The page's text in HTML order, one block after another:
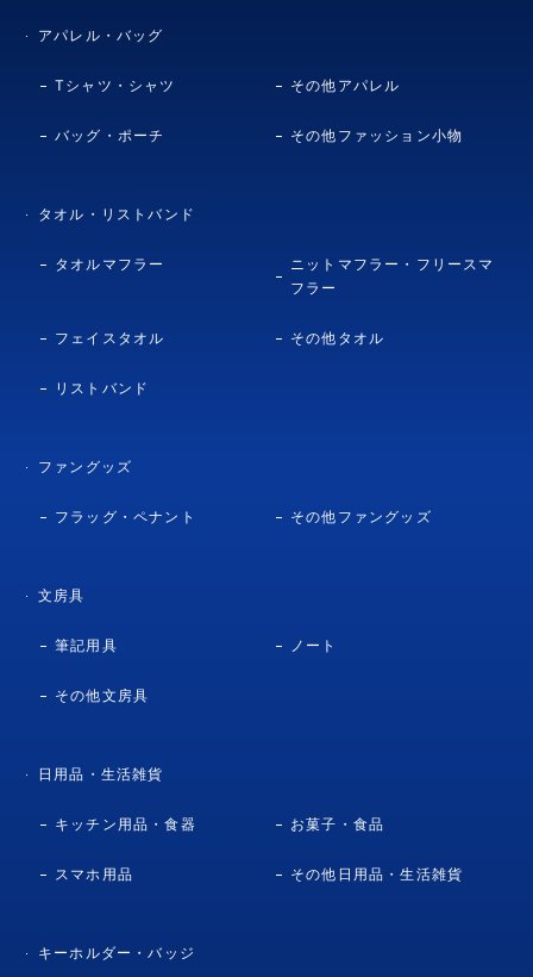
アパレル・バッグ
Tシャツ・シャツ その他アパレル
バッグ・ポーチ その他ファッション小物
タオル・リストバンド
タオルマフラー
ニットマフラー・フリースマ
フラー
フェイスタオル その他タオル
リストバンド
ファングッズ
フラッグ・ペナント その他ファングッズ
文房具
筆記用具 ノート
その他文房具
日用品・生活雑貨
キッチン用品・食器 お菓子・食品
スマホ用品 その他日用品・生活雑貨
キーホルダー・バッジ